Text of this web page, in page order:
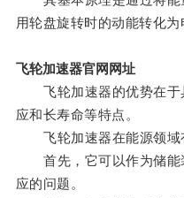
用轮盘旋转时的动能转化为
飞轮加速器官网网址
飞轮加速器的优势在于
应和长寿命等特点。
飞轮加速器在能源领域
首先，它可以作为储能
应的问题。